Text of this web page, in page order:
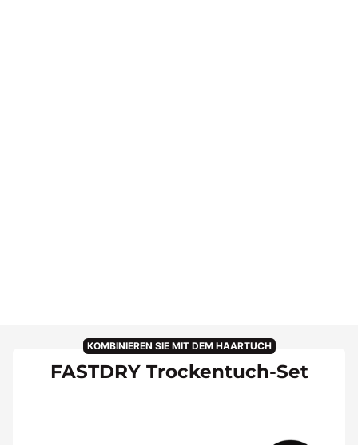
KOMBINIEREN SIE MIT DEM HAARTUCH
FASTDRY Trockentuch-Set